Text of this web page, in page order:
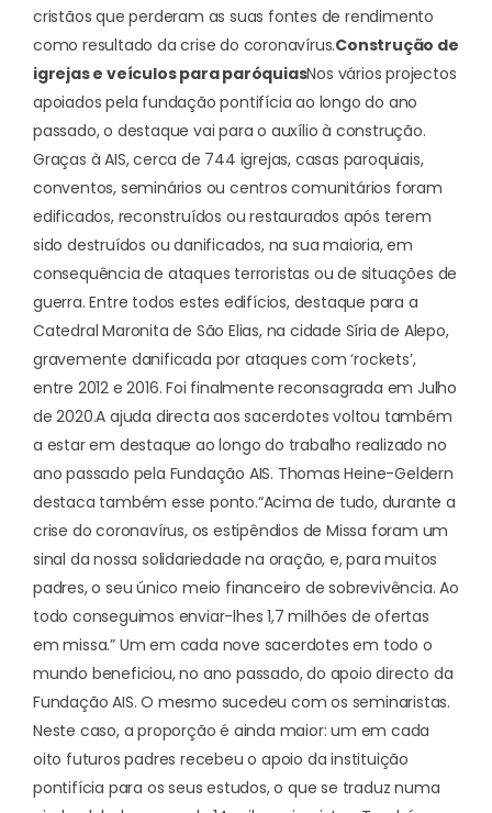
cristãos que perderam as suas fontes de rendimento
como resultado da crise do coronavírus.Construção de
igrejas e veículos para paróquiasNos vários projectos
apoiados pela fundação pontifícia ao longo do ano
passado, o destaque vai para o auxílio à construção.
Graças à AIS, cerca de 744 igrejas, casas paroquiais,
conventos, seminários ou centros comunitários foram
edificados, reconstruídos ou restaurados após terem
sido destruídos ou danificados, na sua maioria, em
consequência de ataques terroristas ou de situações de
guerra. Entre todos estes edifícios, destaque para a
Catedral Maronita de São Elias, na cidade Síria de Alepo,
gravemente danificada por ataques com ‘rockets’,
entre 2012 e 2016. Foi finalmente reconsagrada em Julho
de 2020.A ajuda directa aos sacerdotes voltou também
a estar em destaque ao longo do trabalho realizado no
ano passado pela Fundação AIS. Thomas Heine-Geldern
destaca também esse ponto.“Acima de tudo, durante a
crise do coronavírus, os estipêndios de Missa foram um
sinal da nossa solidariedade na oração, e, para muitos
padres, o seu único meio financeiro de sobrevivência. Ao
todo conseguimos enviar-lhes 1,7 milhões de ofertas
em missa.” Um em cada nove sacerdotes em todo o
mundo beneficiou, no ano passado, do apoio directo da
Fundação AIS. O mesmo sucedeu com os seminaristas.
Neste caso, a proporção é ainda maior: um em cada
oito futuros padres recebeu o apoio da instituição
pontifícia para os seus estudos, o que se traduz numa